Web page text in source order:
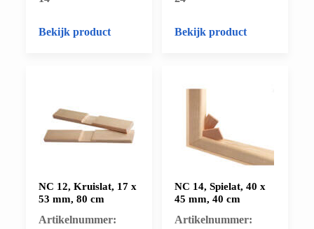
Bekijk product Bekijk product
NC 12, Kruislat, 17 x
53 mm, 80 cm
Artikelnummer:
NC 14, Spielat, 40 x
45 mm, 40 cm
Artikelnummer: